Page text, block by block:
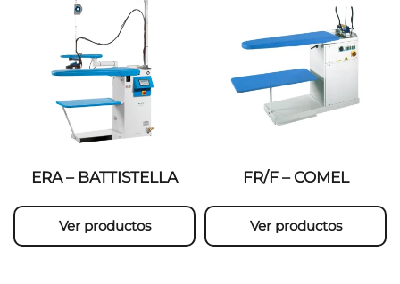
ERA – BATTISTELLA
Ver productos
FR/F – COMEL
Ver productos